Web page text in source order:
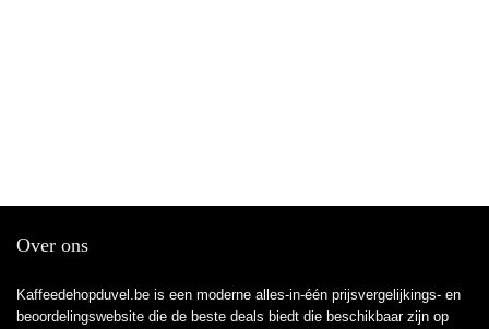
Over ons
Kaffeedehopduvel.be is een moderne alles-in-één prijsvergelijkings- en
beoordelingswebsite die de beste deals biedt die beschikbaar zijn op